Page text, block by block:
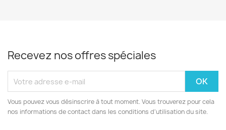
Recevez nos offres spéciales
Vous pouvez vous désinscrire à tout moment. Vous trouverez pour cela
nos informations de contact dans les conditions d'utilisation du site.